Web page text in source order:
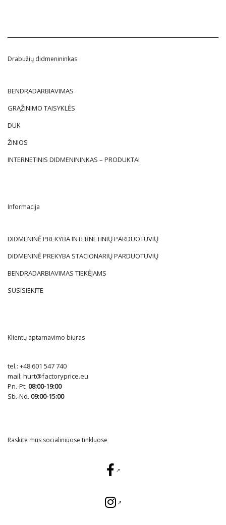
Drabužių didmenininkas
BENDRADARBIAVIMAS
GRĄŽINIMO TAISYKLĖS
DUK
ŽINIOS
INTERNETINIS DIDMENININKAS – PRODUKTAI
Informacija
DIDMENINĖ PREKYBA INTERNETINIŲ PARDUOTUVIŲ
DIDMENINĖ PREKYBA STACIONARIŲ PARDUOTUVIŲ
BENDRADARBIAVIMAS TIEKĖJAMS
SUSISIEKITE
Klientų aptarnavimo biuras
tel.: +48 601 547 740
mail: hurt@factoryprice.eu
Pn.-Pt. 08:00-19:00
Sb.-Nd. 09:00-15:00
Raskite mus socialiniuose tinkluose